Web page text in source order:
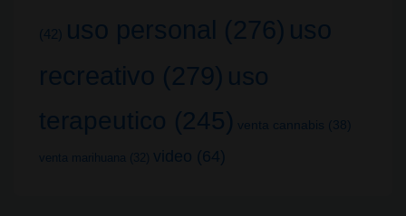
(42) uso personal (276) uso
recreativo (279) uso
terapeutico (245) venta cannabis (38)
venta marihuana (32) video (64)